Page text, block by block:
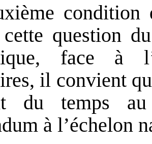
condition
question
face à
il convient
du temps
à l’échelon